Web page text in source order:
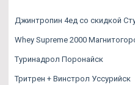
Джинтропин 4ед со скидкой
Whey Supreme 2000
Туринадрол Поронайск
Тритрен + Винстрол Уссурийск